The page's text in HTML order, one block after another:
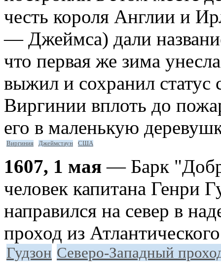
честь короля Англии и
— Джеймса) дали
что первая же зима
выжил и сохранил статус
Виргинии вплоть до
его в маленькую
Виргиния Джеймстаун США
1607, 1 мая — Барк
человек капитана Генри
направился на север в
проход из
Гудзон Северо-Западный